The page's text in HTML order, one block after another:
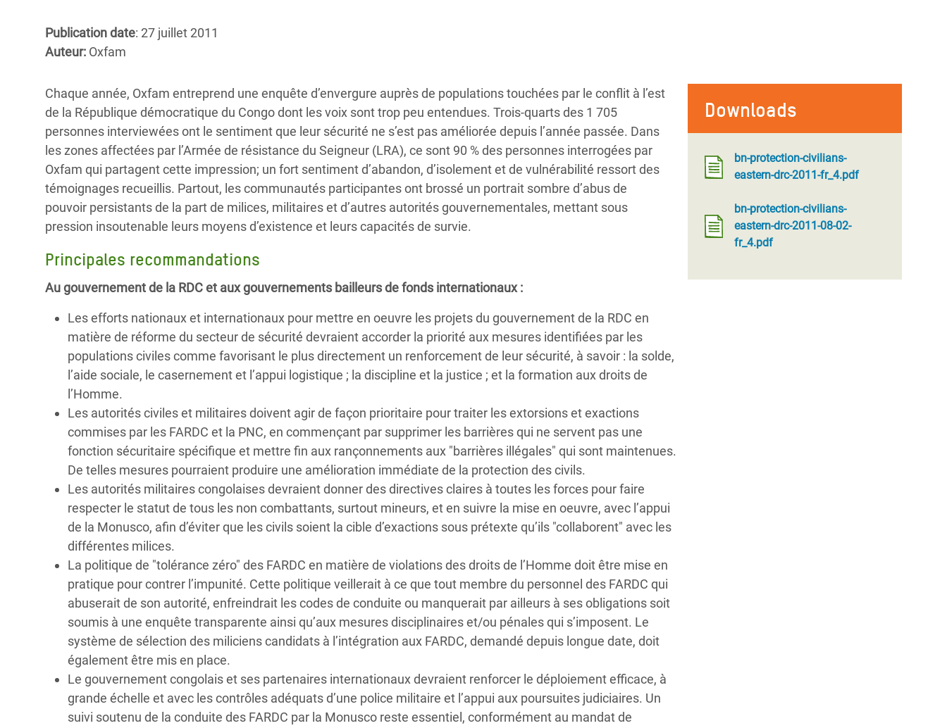
Inégalités Extrêmes et
Inequality and Rights in a
Digital Age
Crise des Réfugiés Rohingyas
au Bangladesh
Crise des Réfugié·es au
Crise en Syrie
Mettons Fin à la Souffrance qui se Cache
Les Violences Faites aux Femmes et aux
Filles, Ça Suffit !
Publication date: 27 juillet 2011
Auteur: Oxfam
Downloads
bn-protection-civilians-
eastern-drc-2011-fr_4.pdf
bn-protection-civilians-
eastern-drc-2011-08-02-
fr_4.pdf
Chaque année, Oxfam entreprend une enquête d’envergure auprès de populations touchées par le conflit à l’est
de la République démocratique du Congo dont les voix sont trop peu entendues. Trois-quarts des 1 705
personnes interviewées ont le sentiment que leur sécurité ne s’est pas améliorée depuis l’année passée. Dans
les zones affectées par l’Armée de résistance du Seigneur (LRA), ce sont 90 % des personnes interrogées par
Oxfam qui partagent cette impression; un fort sentiment d’abandon, d’isolement et de vulnérabilité ressort des
témoignages recueillis. Partout, les communautés participantes ont brossé un portrait sombre d’abus de
pouvoir persistants de la part de milices, militaires et d’autres autorités gouvernementales, mettant sous
pression insoutenable leurs moyens d’existence et leurs capacités de survie.
Principales recommandations
Au gouvernement de la RDC et aux gouvernements bailleurs de fonds internationaux :
Les efforts nationaux et internationaux pour mettre en oeuvre les projets du gouvernement de la RDC en
matière de réforme du secteur de sécurité devraient accorder la priorité aux mesures identifiées par les
populations civiles comme favorisant le plus directement un renforcement de leur sécurité, à savoir : la solde,
l’aide sociale, le casernement et l’appui logistique ; la discipline et la justice ; et la formation aux droits de
l’Homme.
Les autorités civiles et militaires doivent agir de façon prioritaire pour traiter les extorsions et exactions
commises par les FARDC et la PNC, en commençant par supprimer les barrières qui ne servent pas une
fonction sécuritaire spécifique et mettre fin aux rançonnements aux "barrières illégales" qui sont maintenues.
De telles mesures pourraient produire une amélioration immédiate de la protection des civils.
Les autorités militaires congolaises devraient donner des directives claires à toutes les forces pour faire
respecter le statut de tous les non combattants, surtout mineurs, et en suivre la mise en oeuvre, avec l’appui
de la Monusco, afin d’éviter que les civils soient la cible d’exactions sous prétexte qu’ils "collaborent" avec les
différentes milices.
La politique de "tolérance zéro" des FARDC en matière de violations des droits de l’Homme doit être mise en
pratique pour contrer l’impunité. Cette politique veillerait à ce que tout membre du personnel des FARDC qui
abuserait de son autorité, enfreindrait les codes de conduite ou manquerait par ailleurs à ses obligations soit
soumis à une enquête transparente ainsi qu’aux mesures disciplinaires et/ou pénales qui s’imposent. Le
système de sélection des miliciens candidats à l’intégration aux FARDC, demandé depuis longue date, doit
également être mis en place.
Le gouvernement congolais et ses partenaires internationaux devraient renforcer le déploiement efficace, à
grande échelle et avec les contrôles adéquats d’une police militaire et l’appui aux poursuites judiciaires. Un
suivi soutenu de la conduite des FARDC par la Monusco reste essentiel, conformément au mandat de